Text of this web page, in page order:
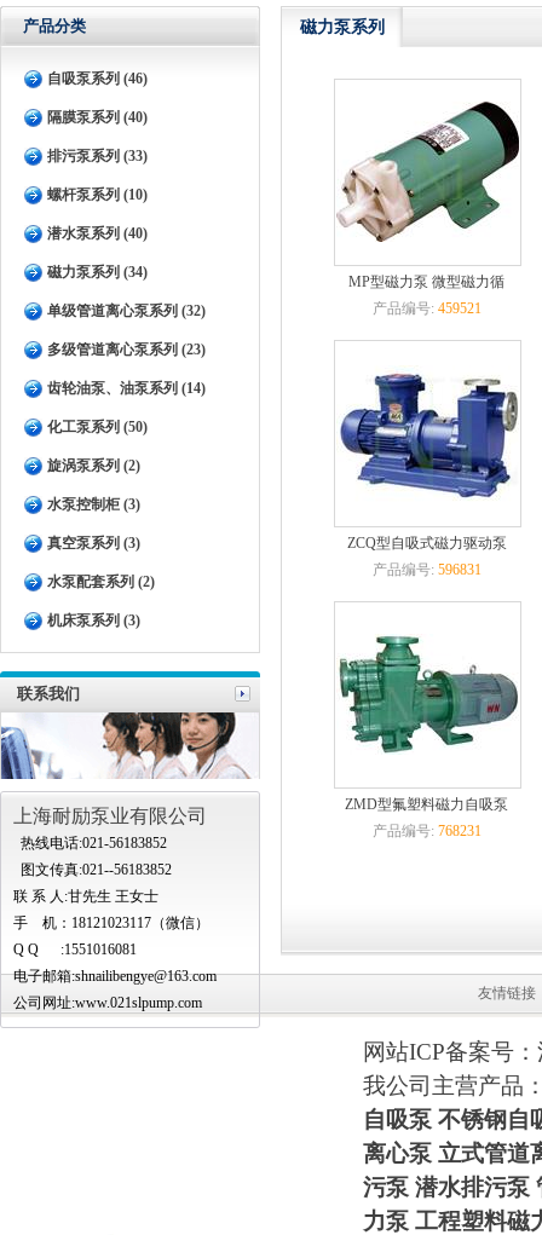
产品分类
自吸泵系列 (46)
隔膜泵系列 (40)
排污泵系列 (33)
螺杆泵系列 (10)
潜水泵系列 (40)
磁力泵系列 (34)
单级管道离心泵系列 (32)
多级管道离心泵系列 (23)
齿轮油泵、油泵系列 (14)
化工泵系列 (50)
旋涡泵系列 (2)
水泵控制柜 (3)
真空泵系列 (3)
水泵配套系列 (2)
机床泵系列 (3)
联系我们
上海耐励泵业有限公司
热线电话:021-56183852
图文传真:021--56183852
联 系 人:甘先生 王女士
手 机：18121023117（微信）
Q Q :1551016081
电子邮箱:shnailibengye@163.com
公司网址:www.021slpump.com
磁力泵系列
MP型磁力泵 微型磁力循
产品编号: 459521
ZCQ型自吸式磁力驱动泵
产品编号: 596831
ZMD型氟塑料磁力自吸泵
产品编号: 768231
友情链
网站ICP备案号：
我公司主营产品
自吸泵 不锈钢自
离心泵 立式管道
污泵 潜水排污泵
力泵 工程塑料磁